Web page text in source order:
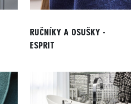
RUČNÍKY A OSUŠKY -
ESPRIT